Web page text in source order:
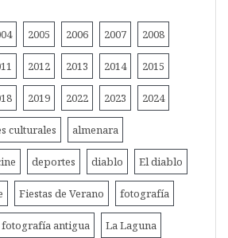
2005 2006 2007 2008
2012 2013 2014 2015
2019 2022 2023 2024
culturales almenara
deportes diablo El diablo
Fiestas de Verano fotografía
fotografía antigua La Laguna